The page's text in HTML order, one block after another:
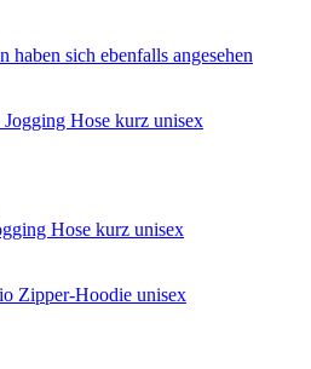
haben sich ebenfalls angesehen
Hose kurz unisex